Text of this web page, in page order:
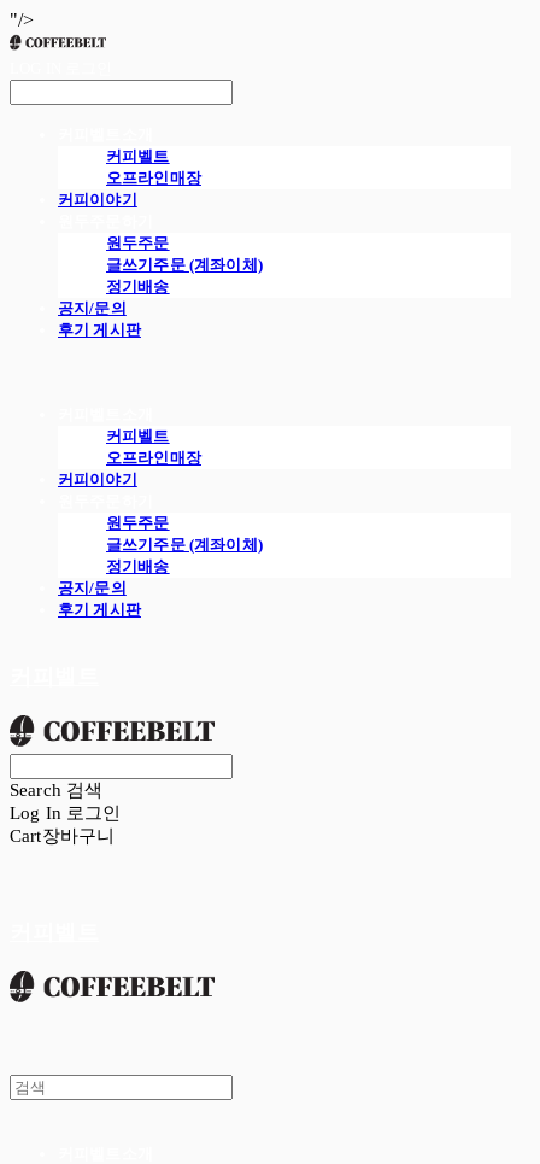
"/>
커피벨트
오프라인매장
커피이야기
원두주문
글쓰기주문 (계좌이체)
정기배송
공지/문의
후기 게시판
커피벨트
오프라인매장
커피이야기
원두주문
글쓰기주문 (계좌이체)
정기배송
공지/문의
후기 게시판
Search 검색
Log In 로그인
Cart장바구니